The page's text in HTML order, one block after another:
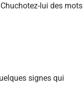
lui des mots
signes qui